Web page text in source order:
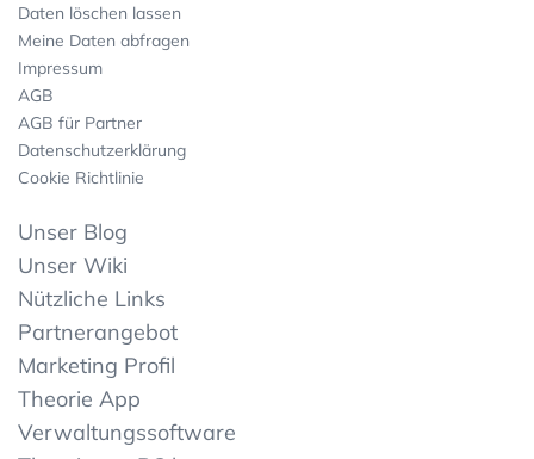
Daten löschen lassen
Meine Daten abfragen
Impressum
AGB
AGB für Partner
Datenschutzerklärung
Cookie Richtlinie
Unser Blog
Unser Wiki
Nützliche Links
Partnerangebot
Marketing Profil
Theorie App
Verwaltungssoftware